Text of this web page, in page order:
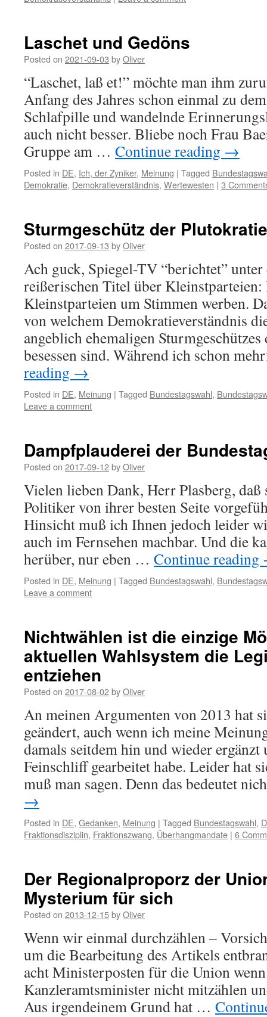
Laschet und Gedöns
Posted on 2021-09-03 byOliver
“Laschet, laß et!” möchte man ihm
Anfang des Jahres schon einmal zu
Schlafpille und wandelnde
auch nicht besser. Bliebe noch Frau
Gruppe am … Continue reading →
Posted in DE, Ich, der Zyniker, Meinung | Tagged
Demokratie, Demokratieverständnis, Wertewesten | 3
Sturmgeschütz der Plutokratie
Posted on 2017-09-13 byOliver
Ach guck, Spiegel-TV “berichtet”
reißerischen Titel über
Kleinstparteien um Stimmen werben.
von welchem Demokratieverständnis
angeblich ehemaligen
besessen sind. Während ich schon
reading →
Posted in DE, Meinung | Tagged Bundestagswahl,
Leave a comment
Dampfplauderei der
Posted on 2017-09-12byOliver
Vielen lieben Dank, Herr Plasberg,
Politiker von ihrer besten Seite
Hinsicht muß ich Ihnen jedoch leider
auch im Fernsehen machbar. Und die
herüber, nur eben … Continue reading
Posted in DE, Meinung | Tagged Bundestagswahl,
Leave a comment
Nichtwählen ist die einzige
aktuellen Wahlsystem die
entziehen
Posted on 2017-08-02byOliver
An meinen Argumenten von 2013 hat
geändert, auch wenn ich meine
damals seitdem hin und wieder ergänzt
Feinschliff gearbeitet habe. Leider hat
muß man sagen. Denn das bedeutet
→
Posted in DE, Gedanken, Meinung | Tagged Bundestagswahl,
Fraktionsdisziplin, Fraktionszwang, Überhangmandate | 6
Der Regionalproporz der
Mysterium für sich
Posted on 2013-12-15byOliver
Wenn wir einmal durchzählen –
um die Bearbeitung des Artikels
acht Ministerposten für die Union
Kanzleramtsminister nicht mitzählen
Aus irgendeinem Grund hat …